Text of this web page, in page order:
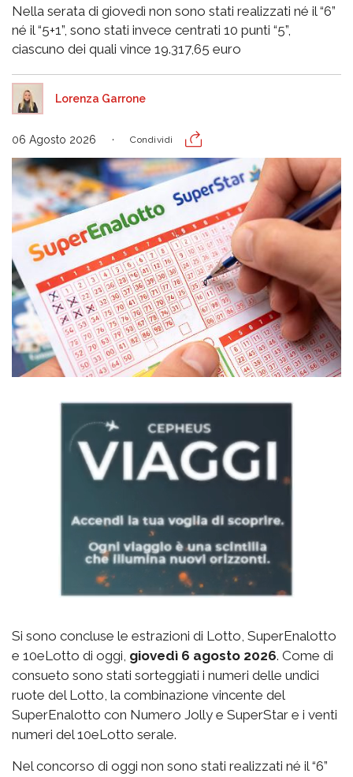
Nella serata di giovedì non sono stati realizzati né il “6”
né il “5+1”, sono stati invece centrati 10 punti “5”,
ciascuno dei quali vince 19.317,65 euro
Lorenza Garrone
06 Agosto 2026 Condividi
Si sono concluse le estrazioni di Lotto, SuperEnalotto
e 10eLotto di oggi, giovedì 6 agosto 2026. Come di
consueto sono stati sorteggiati i numeri delle undici
ruote del Lotto, la combinazione vincente del
SuperEnalotto con Numero Jolly e SuperStar e i venti
numeri del 10eLotto serale.
Nel concorso di oggi non sono stati realizzati né il “6”